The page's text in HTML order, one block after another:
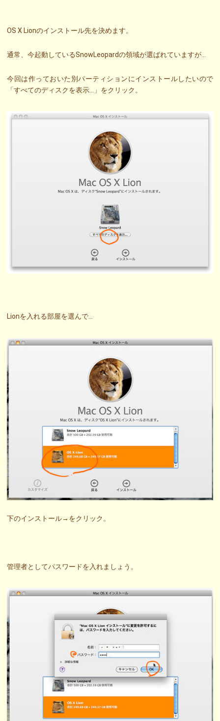
OS X Lionのインストール先を決めます。
通常、今起動しているSnowLeopardの領域が選ばれていますが…
今回は作っておいた別パーティションにインストールしたいので
「すべてのディスクを表示…」をクリック。
Lionを入れる部屋を選んで…
下のインストール→をクリック。
管理者としてパスワードを入れましょう。